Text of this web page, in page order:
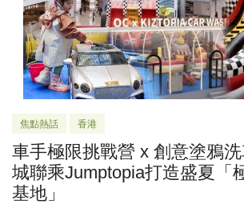
焦點熱話 香港
車手極限挑戰營 x 創意塗鴉
城聯乘Jumptopia打造盛夏「
基地」